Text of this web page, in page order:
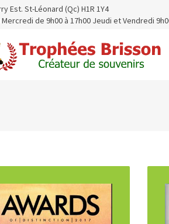
Est. St-Léonard (Qc) H1R 1Y4
Mercredi de 9h00 à 17h00 Jeudi et Vendredi